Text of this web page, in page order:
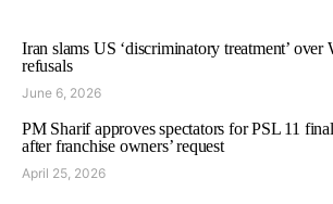
Iran slams US ‘discriminatory treatment’ over
refusals
June 6, 2026
PM Sharif approves spectators for PSL 11 final
after franchise owners’ request
April 25, 2026